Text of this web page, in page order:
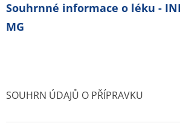
Souhrnné informace o léku -
MG
SOUHRN ÚDAJŮ O PŘÍPRAVKU